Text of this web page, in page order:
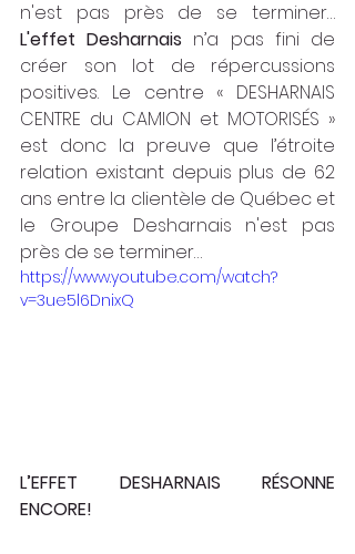
L'effet Desharnais n’a pas fini de
créer son lot de répercussions
positives. Le centre « DESHARNAIS
CENTRE du CAMION et MOTORISÉS »
est donc la preuve que l’étroite
relation existant depuis plus de 62
ans entre la clientèle de Québec et
le Groupe Desharnais n'est pas
près de se terminer…
https://www.youtube.com/watch?
v=3ue5l6DnixQ
L’EFFET DESHARNAIS RÉSONNE
ENCORE!